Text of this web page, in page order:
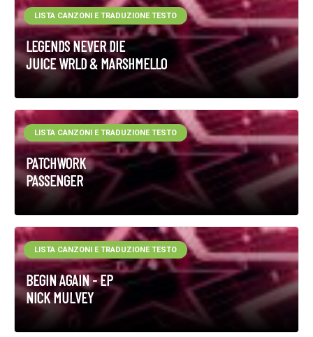
LEGENDS NEVER DIE
JUICE WRLD & MARSHMELLO
LISTA CANZONI E TRADUZIONE TESTO
PATCHWORK
PASSENGER
LISTA CANZONI E TRADUZIONE TESTO
BEGIN AGAIN - EP
NICK MULVEY
LISTA CANZONI E TRADUZIONE TESTO